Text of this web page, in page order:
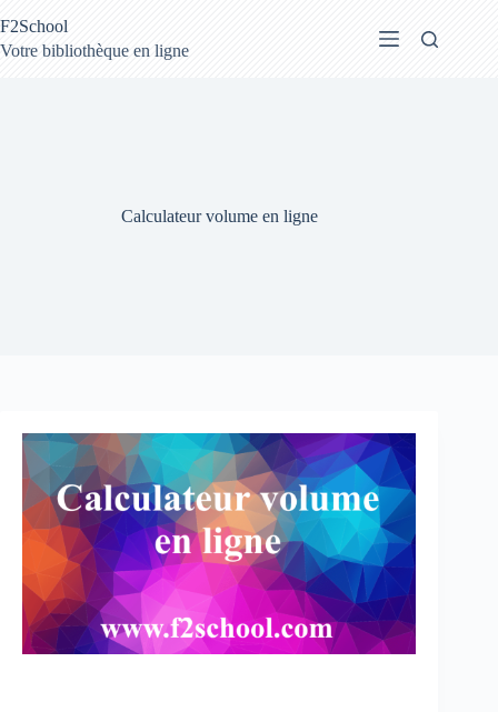
au
contenu
F2School
Votre bibliothèque en ligne
Calculateur volume en ligne